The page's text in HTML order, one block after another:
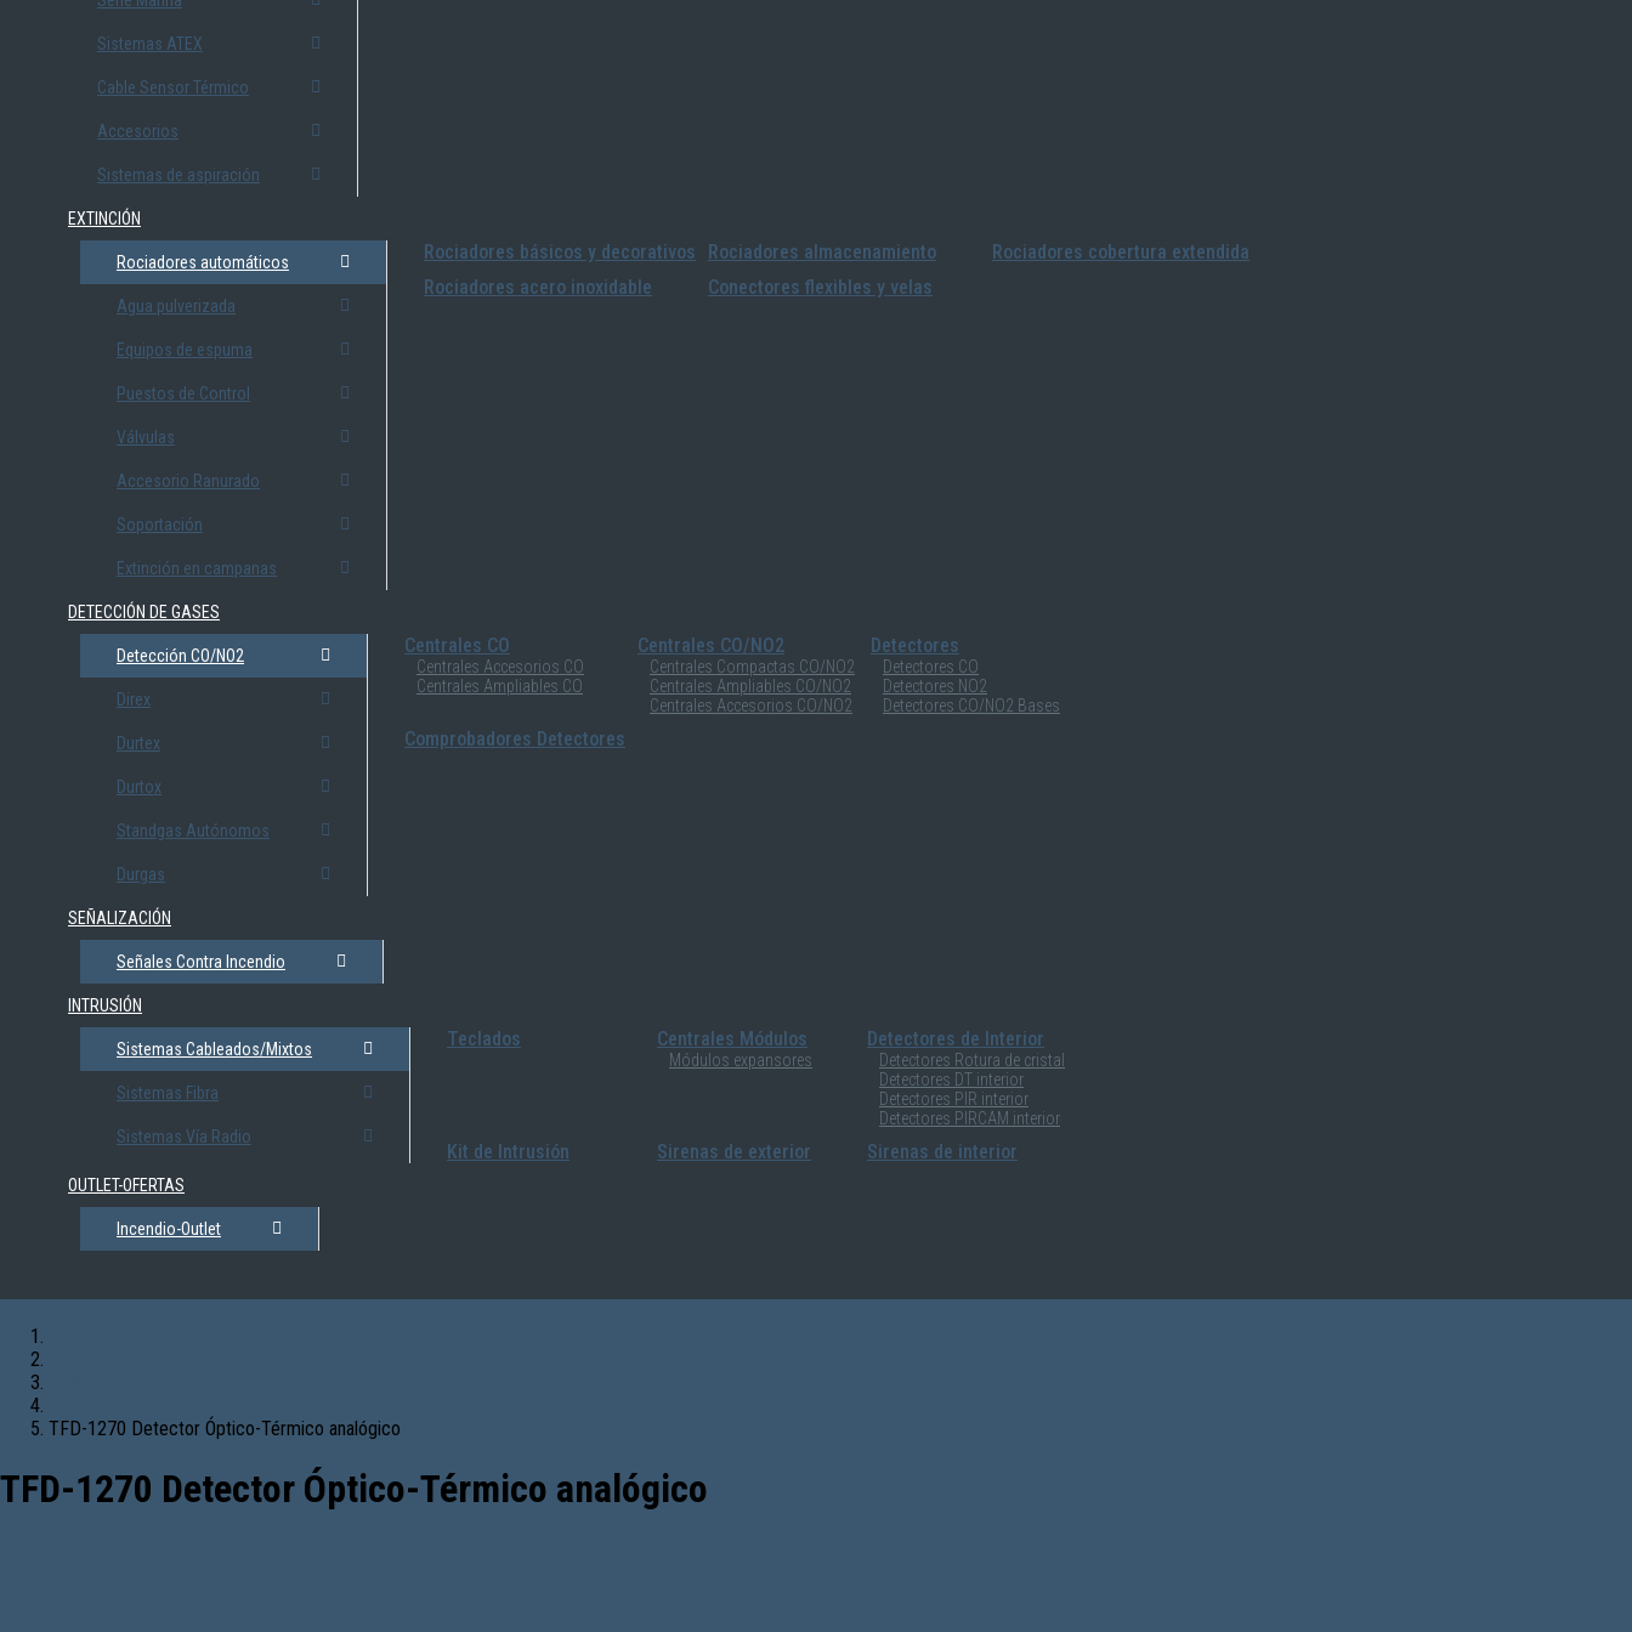
Sistemas ATEX
Cable Sensor Térmico
Accesorios
Sistemas de aspiración
EXTINCIÓN
Rociadores automáticos
Agua pulverizada
Equipos de espuma
Puestos de Control
Válvulas
Accesorio Ranurado
Soportación
Extinción en campanas
Rociadores básicos y decorativos Rociadores almacenamiento
Rociadores cobertura extendida
Rociadores acero inoxidable
Conectores flexibles y velas
DETECCIÓN DE GASES
Detección CO/NO2
Direx
Durtex
Durtox
Standgas Autónomos
Durgas
Centrales CO
Centrales Accesorios CO
Centrales Ampliables CO
Centrales CO/NO2
Centrales Compactas CO/NO2
Centrales Ampliables CO/NO2
Centrales Accesorios CO/NO2
Detectores
Detectores CO
Detectores NO2
Detectores CO/NO2 Bases
Comprobadores Detectores
SEÑALIZACIÓN
Señales Contra Incendio
INTRUSIÓN
Sistemas Cableados/Mixtos
Sistemas Fibra
Sistemas Vía Radio
Teclados Centrales Módulos
Módulos expansores
Detectores de Interior
Detectores Rotura de cristal
Detectores DT interior
Detectores PIR interior
Detectores PIRCAM interior
Kit de Intrusión Sirenas de exterior Sirenas de interior
OUTLET-OFERTAS
Incendio-Outlet
TFD-1270 Detector Óptico-Térmico analógico
TFD-1270 Detector Óptico-Térmico analógico